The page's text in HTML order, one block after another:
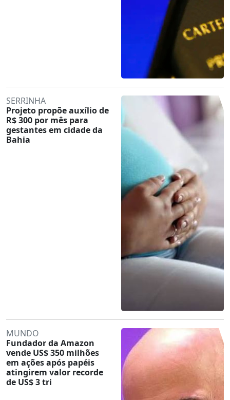
SERRINHA
Projeto propõe auxílio de
R$ 300 por mês para
gestantes em cidade da
Bahia
MUNDO
Fundador da Amazon
vende US$ 350 milhões
em ações após papéis
atingirem valor recorde
de US$ 3 tri